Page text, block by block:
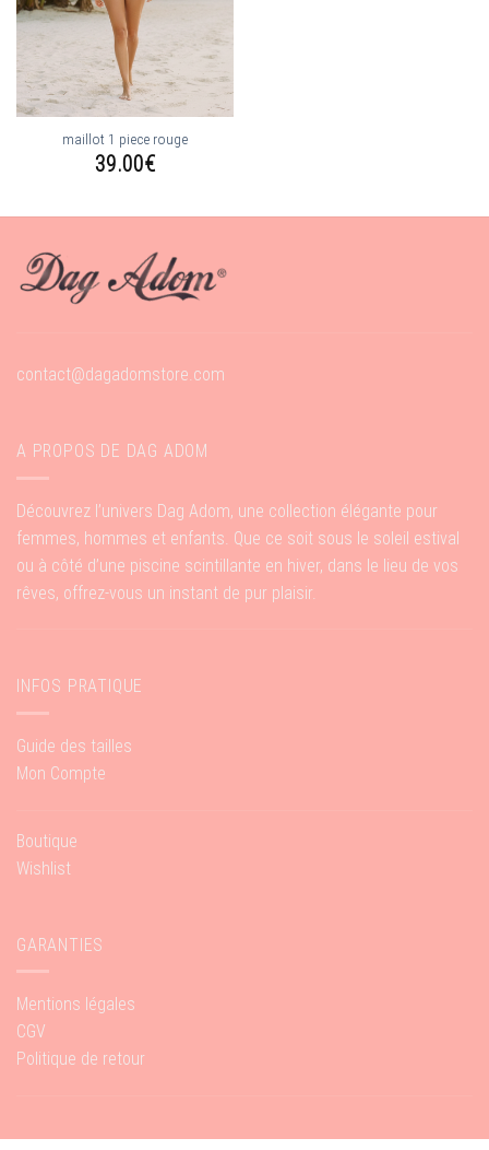
maillot 1 piece rouge
39.00€
contact@dagadomstore.com
A PROPOS DE DAG ADOM
Découvrez l’univers Dag Adom, une collection élégante pour
femmes, hommes et enfants. Que ce soit sous le soleil estival
ou à côté d’une piscine scintillante en hiver, dans le lieu de vos
rêves, offrez-vous un instant de pur plaisir.
INFOS PRATIQUE
Guide des tailles
Mon Compte
Boutique
Wishlist
GARANTIES
Mentions légales
CGV
Politique de retour